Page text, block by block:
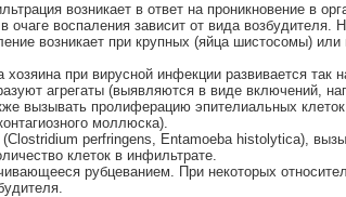
возникает в ответ на проникновение в
очаге воспаления зависит от вида
возникает при крупных (яйца шистосомы)
при вирусной инфекции развивается так
агрегаты (выявляются в виде включений,
вызывать пролиферацию эпителиальных
моллюска).
perfringens, Entamoeba histolytica),
клеток в инфильтрате.
рубцеванием. При некоторых